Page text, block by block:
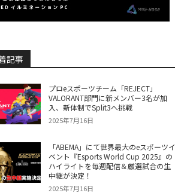
記事
プロeスポーツチーム「REJECT」
VALORANT部門に新メンバー3名が加
入、新体制でSplit3へ挑戦
2025年7月16日
「ABEMA」にて世界最大のeスポーツイ
ベント『Esports World Cup 2025』の
ハイライトを毎週配信＆厳選試合の生
中継が決定！
2025年7月16日